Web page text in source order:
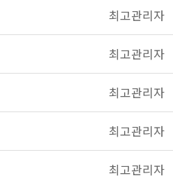
최고관리자
최고관리자
최고관리자
최고관리자
최고관리자